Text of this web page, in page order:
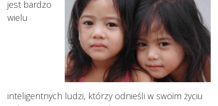
jest bardzo
wielu
inteligentnych ludzi, którzy odnieśli w swoim życiu